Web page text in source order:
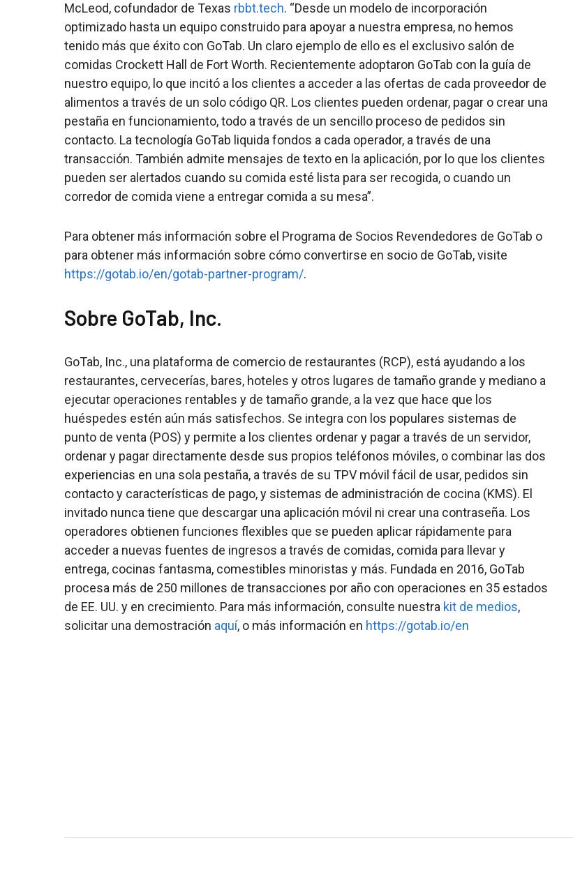
McLeod, cofundador de Texas rbbt.tech. “Desde un modelo de incorporación
optimizado hasta un equipo construido para apoyar a nuestra empresa, no hemos
tenido más que éxito con GoTab. Un claro ejemplo de ello es el exclusivo salón de
comidas Crockett Hall de Fort Worth. Recientemente adoptaron GoTab con la guía de
nuestro equipo, lo que incitó a los clientes a acceder a las ofertas de cada proveedor de
alimentos a través de un solo código QR. Los clientes pueden ordenar, pagar o crear una
pestaña en funcionamiento, todo a través de un sencillo proceso de pedidos sin
contacto. La tecnología GoTab liquida fondos a cada operador, a través de una
transacción. También admite mensajes de texto en la aplicación, por lo que los clientes
pueden ser alertados cuando su comida esté lista para ser recogida, o cuando un
corredor de comida viene a entregar comida a su mesa”.
Para obtener más información sobre el Programa de Socios Revendedores de GoTab o
para obtener más información sobre cómo convertirse en socio de GoTab, visite
https://gotab.io/en/gotab-partner-program/.
Sobre GoTab, Inc.
GoTab, Inc., una plataforma de comercio de restaurantes (RCP), está ayudando a los
restaurantes, cervecerías, bares, hoteles y otros lugares de tamaño grande y mediano a
ejecutar operaciones rentables y de tamaño grande, a la vez que hace que los
huéspedes estén aún más satisfechos. Se integra con los populares sistemas de
punto de venta (POS) y permite a los clientes ordenar y pagar a través de un servidor,
ordenar y pagar directamente desde sus propios teléfonos móviles, o combinar las dos
experiencias en una sola pestaña, a través de su TPV móvil fácil de usar, pedidos sin
contacto y características de pago, y sistemas de administración de cocina (KMS). El
invitado nunca tiene que descargar una aplicación móvil ni crear una contraseña. Los
operadores obtienen funciones flexibles que se pueden aplicar rápidamente para
acceder a nuevas fuentes de ingresos a través de comidas, comida para llevar y
entrega, cocinas fantasma, comestibles minoristas y más. Fundada en 2016, GoTab
procesa más de 250 millones de transacciones por año con operaciones en 35 estados
de EE. UU. y en crecimiento. Para más información, consulte nuestra kit de medios,
solicitar una demostración aquí, o más información en https://gotab.io/en